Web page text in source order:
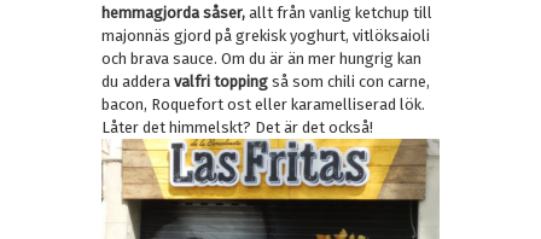
hemmagjorda såser, allt från vanlig ketchup till
majonnäs gjord på grekisk yoghurt, vitlöksaioli
och brava sauce. Om du är än mer hungrig kan
du addera valfri topping så som chili con carne,
bacon, Roquefort ost eller karamelliserad lök.
Låter det himmelskt? Det är det också!